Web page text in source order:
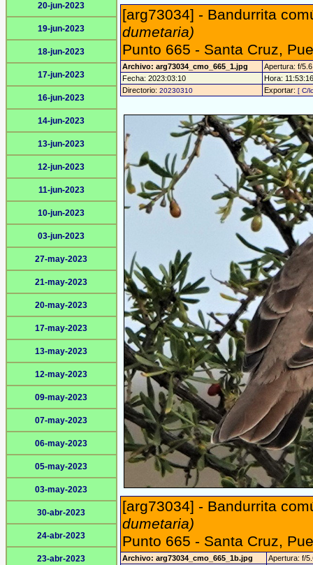
20-jun-2023
19-jun-2023
18-jun-2023
17-jun-2023
16-jun-2023
14-jun-2023
13-jun-2023
12-jun-2023
11-jun-2023
10-jun-2023
03-jun-2023
27-may-2023
21-may-2023
20-may-2023
17-may-2023
13-may-2023
12-may-2023
09-may-2023
07-may-2023
06-may-2023
05-may-2023
03-may-2023
30-abr-2023
24-abr-2023
23-abr-2023
[arg73034] - Bandurrita
dumetaria)
Punto 665 - Santa Cruz,
Archivo: arg73034_cmo_665_1.jpg
Apertura: f/5.6
Fecha: 2023:03:10
Hora:
Directorio: 20230310 Exportar: [ C/
[arg73034] - Bandurrita
dumetaria)
Punto 665 - Santa Cruz,
Archivo: arg73034_cmo_665_1b.jpg
Apertura: f/